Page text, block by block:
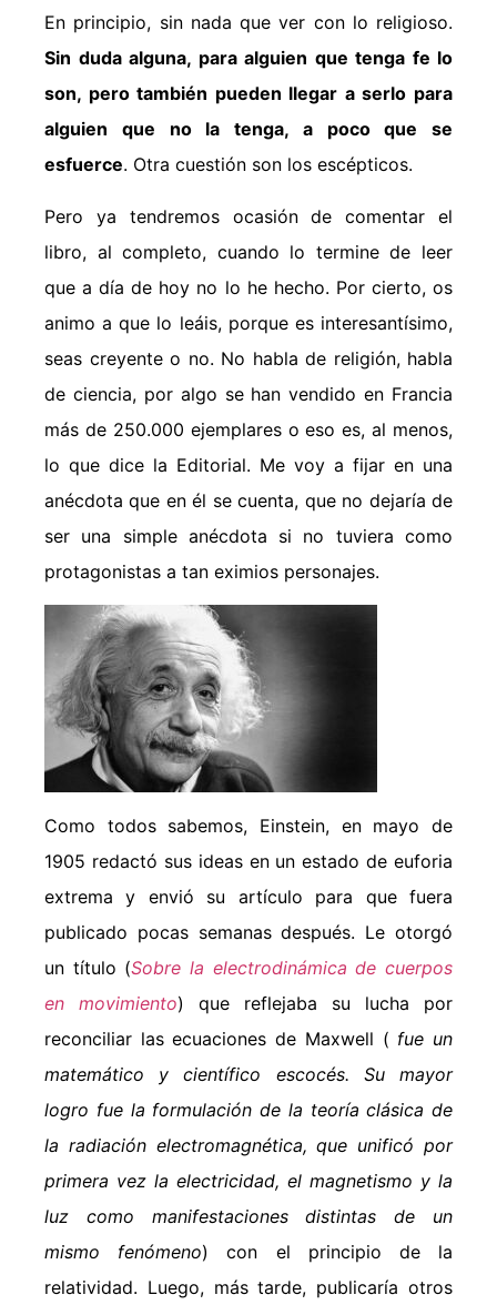
En principio, sin nada que ver con lo religioso.
Sin duda alguna, para alguien que tenga fe lo
son, pero también pueden llegar a serlo para
alguien que no la tenga, a poco que se
esfuerce. Otra cuestión son los escépticos.
Pero ya tendremos ocasión de comentar el
libro, al completo, cuando lo termine de leer
que a día de hoy no lo he hecho. Por cierto, os
animo a que lo leáis, porque es interesantísimo,
seas creyente o no. No habla de religión, habla
de ciencia, por algo se han vendido en Francia
más de 250.000 ejemplares o eso es, al menos,
lo que dice la Editorial. Me voy a fijar en una
anécdota que en él se cuenta, que no dejaría de
ser una simple anécdota si no tuviera como
protagonistas a tan eximios personajes.
Como todos sabemos, Einstein, en mayo de
1905 redactó sus ideas en un estado de euforia
extrema y envió su artículo para que fuera
publicado pocas semanas después. Le otorgó
un título (Sobre la electrodinámica de cuerpos
en movimiento) que reflejaba su lucha por
reconciliar las ecuaciones de Maxwell ( fue un
matemático​​ y científico escocés. Su mayor
logro fue la formulación de la teoría clásica de
la radiación electromagnética, que unificó por
primera vez la electricidad, el magnetismo y la
luz como manifestaciones distintas de un
mismo fenómeno) con el principio de la
relatividad. Luego, más tarde, publicaría otros